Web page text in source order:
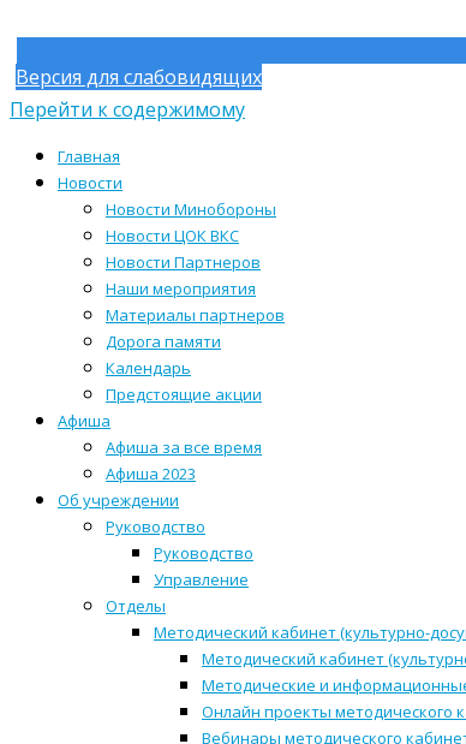
Версия для слабовидящих
Перейти к содержимому
Главная
Новости
Новости Минобороны
Новости ЦОК ВКС
Новости Партнеров
Наши мероприятия
Материалы партнеров
Дорога памяти
Календарь
Предстоящие акции
Афиша
Афиша за все время
Афиша 2023
Об учреждении
Руководство
Руководство
Управление
Отделы
Методический кабинет (культурно-
Методический кабинет
Методические и
Онлайн проекты методического
Вебинары методического